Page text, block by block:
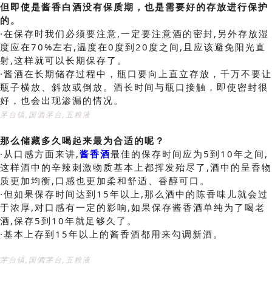
但即使是酱香白酒没有保质期，也是需要好的存放进行保护
的。
·在保存时我们必须要注意,一定要注意酒的密封,另外存放湿
度应在70%左右,温度在0度到20度之间,且应该避免阳光直
射,这样就可以长期保存了。
·酱酒在长期储存过程中，瓶口要向上直立存放，千万不要让
瓶子横放、斜放或倒放。酒长时间与瓶口接触，即使密封很
好，也会出现渗漏的情况。
茅台镇,国酒茅台,五粮液
那么储藏多久喝起来最为合适的呢？
·从口感方面来讲,酱香酒最佳的保存时间应为5到10年之间,
这样酒中的辛辣刺激物质基本上都挥发殆尽了,酒中的呈香物
质更加均衡,口感也更加柔和舒适、香醇可口。
·但如果保存时间达到15年以上,那么酒中的陈香味儿就会过
于浓厚,对口感有一定的影响,如果保存酱香酒单纯为了喝老
酒,保存5到10年就足够久了。
·基本上存到15年以上的酱香酒都用来勾调新酒。
茅台镇,国酒茅台,五粮液